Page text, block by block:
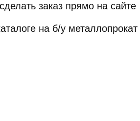
заказ прямо на
на б/у